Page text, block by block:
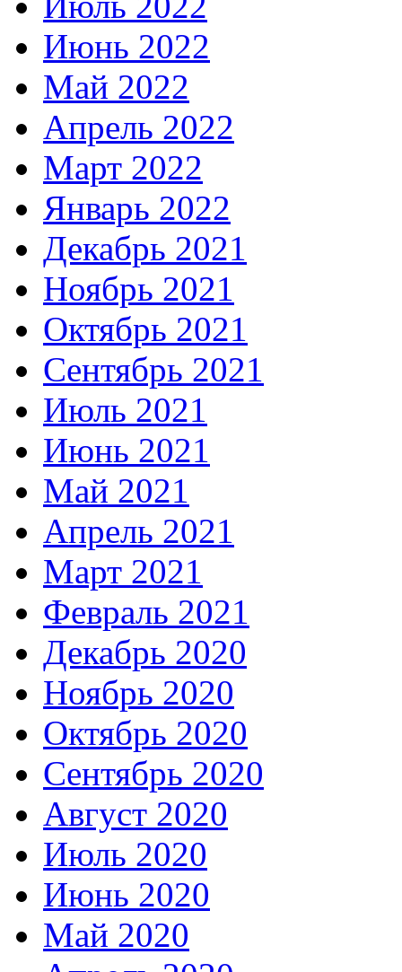
Июнь 2022
Май 2022
Апрель 2022
Март 2022
Январь 2022
Декабрь 2021
Ноябрь 2021
Октябрь 2021
Сентябрь 2021
Июль 2021
Июнь 2021
Май 2021
Апрель 2021
Март 2021
Февраль 2021
Декабрь 2020
Ноябрь 2020
Октябрь 2020
Сентябрь 2020
Август 2020
Июль 2020
Июнь 2020
Май 2020